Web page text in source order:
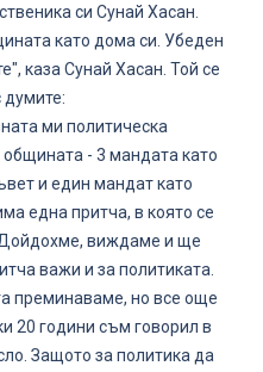
си Сунай Хасан.
като дома си. Убеден
каза Сунай Хасан. Той се
ми политическа
общината - 3 мандата като
и един мандат като
една притча, в която се
виждаме и ще
важи и за политиката.
преминаваме, но все още
20 години съм говорил в
Защото за политика да